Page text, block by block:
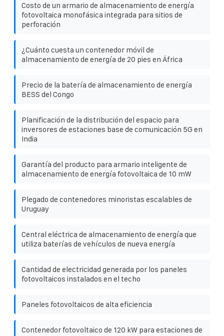
Costo de un armario de almacenamiento de energía
fotovoltaica monofásica integrada para sitios de
perforación
¿Cuánto cuesta un contenedor móvil de
almacenamiento de energía de 20 pies en África
Precio de la batería de almacenamiento de energía
BESS del Congo
Planificación de la distribución del espacio para
inversores de estaciones base de comunicación 5G en
India
Garantía del producto para armario inteligente de
almacenamiento de energía fotovoltaica de 10 mW
Plegado de contenedores minoristas escalables de
Uruguay
Central eléctrica de almacenamiento de energía que
utiliza baterías de vehículos de nueva energía
Cantidad de electricidad generada por los paneles
fotovoltaicos instalados en el techo
Paneles fotovoltaicos de alta eficiencia
Contenedor fotovoltaico de 120 kW para estaciones de